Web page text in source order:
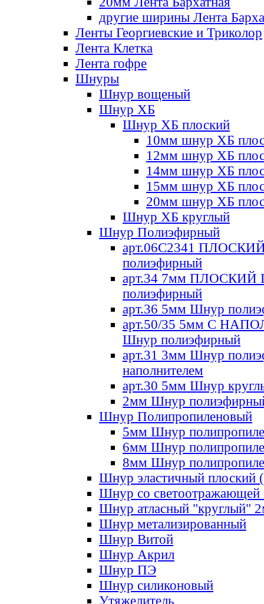
другие ширины Лента
Ленты Георгиевские и Триколор
Лента Клетка
Лента гофре
Шнуры
Шнур вощеный
Шнур ХБ
Шнур ХБ плоский
10мм шнур ХБ
12мм шнур ХБ
14мм шнур ХБ
15мм шнур ХБ
20мм шнур ХБ
Шнур ХБ круглый
Шнур Полиэфирный
арт.06С2341
полиэфирный
арт.34 7мм ПЛОСКИЙ
полиэфирный
арт.36 5мм Шнур
арт.50/35 5мм С
Шнур полиэфирный
арт.31 3мм Шнур
наполнителем
арт.30 5мм Шнур
2мм Шнур
Шнур Полипропиленовый
5мм Шнур
6мм Шнур
8мм Шнур
Шнур эластичный плоский
Шнур со светоотражающей
Шнур атласный "круглый"
Шнур метализированный
Шнур Витой
Шнур Акрил
Шнур ПЭ
Шнур силиконовый
Утяжелитель